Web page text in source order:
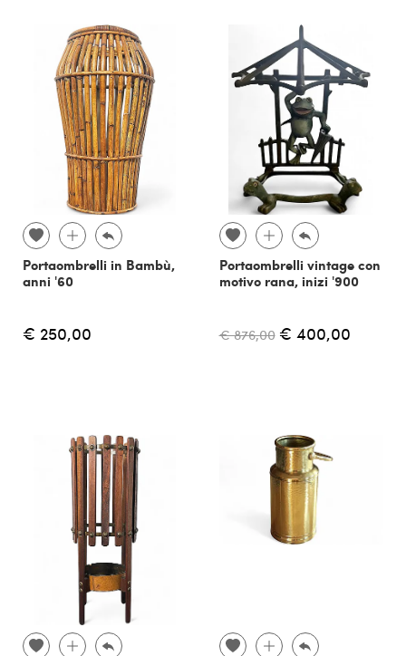
Portaombrelli in Bambù,
anni '60
€ 250,00
Portaombrelli vintage con
motivo rana, inizi '900
€ 876,00 € 400,00